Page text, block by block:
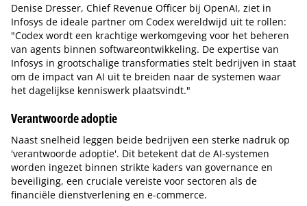
Denise Dresser, Chief Revenue Officer bij OpenAI, ziet in
Infosys de ideale partner om Codex wereldwijd uit te rollen:
"Codex wordt een krachtige werkomgeving voor het beheren
van agents binnen softwareontwikkeling. De expertise van
Infosys in grootschalige transformaties stelt bedrijven in staat
om de impact van AI uit te breiden naar de systemen waar
het dagelijkse kenniswerk plaatsvindt."
Verantwoorde adoptie
Naast snelheid leggen beide bedrijven een sterke nadruk op
'verantwoorde adoptie'. Dit betekent dat de AI-systemen
worden ingezet binnen strikte kaders van governance en
beveiliging, een cruciale vereiste voor sectoren als de
financiële dienstverlening en e-commerce.